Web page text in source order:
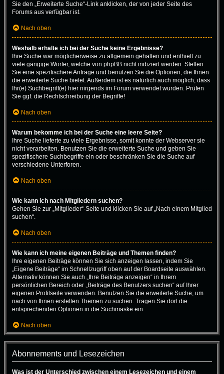
Sie den „Erweiterte Suche“-Link anklicken, der von jeder Seite des
Forums aus verfügbar ist.
Nach oben
Weshalb erhalte ich bei der Suche keine Ergebnisse?
Ihre Suche war möglicherweise zu allgemein gehalten und enthielt zu
viele gängige Wörter, welche von phpBB nicht indiziert werden. Stellen
Sie eine spezifischere Anfrage und benutzen Sie die Optionen, die Ihnen
die erweiterte Suche bietet. Außerdem ist es natürlich auch möglich, dass
Ihr(e) Suchbegriff(e) hier nirgends im Forum verwendet wurden. Prüfen
Sie ggf. die Rechtschreibung der Begriffe!
Nach oben
Warum bekomme ich bei der Suche eine leere Seite?
Ihre Suche lieferte zu viele Ergebnisse, somit konnte der Webserver sie
nicht verarbeiten. Benutzen Sie die erweiterte Suche und geben Sie
spezifischere Suchbegriffe ein oder beschränken Sie die Suche auf
verschiedene Unterforen.
Nach oben
Wie kann ich nach Mitgliedern suchen?
Gehen Sie zur „Mitglieder“-Seite und klicken Sie auf „Nach einem Mitglied
suchen“.
Nach oben
Wie kann ich meine eigenen Beiträge und Themen finden?
Ihre eigenen Beiträge können Sie sich anzeigen lassen, indem Sie
„Eigene Beiträge“ im Schnellzugriff oben auf der Boardseite auswählen.
Alternativ können Sie auch „Ihre Beiträge anzeigen“ in Ihrem
persönlichen Bereich oder „Beiträge des Benutzers suchen“ auf Ihrer
eigenen Profilseite verwenden. Benutzen Sie die erweiterte Suche, um
nach von Ihnen erstellen Themen zu suchen. Tragen Sie dort die
entsprechenden Optionen in die Suchmaske ein.
Nach oben
Abonnements und Lesezeichen
Was ist der Unterschied zwischen einem Lesezeichen und einem